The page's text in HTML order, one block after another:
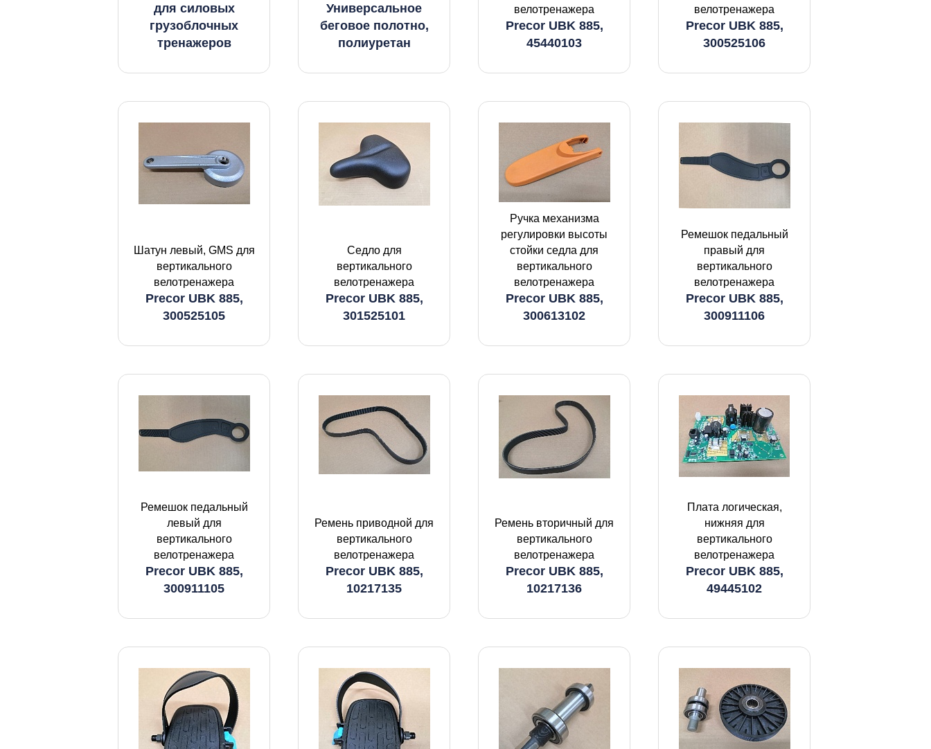
для силовых
грузоблочных
тренажеров
Универсальное
беговое полотно,
полиуретан
велотренажера
Precor UBK 885,
45440103
велотренажера
Precor UBK 885,
300525106
Шатун левый, GMS для
вертикального
велотренажера
Precor UBK 885,
300525105
Седло для
вертикального
велотренажера
Precor UBK 885,
301525101
Ручка механизма
регулировки высоты
стойки седла для
вертикального
велотренажера
Precor UBK 885,
300613102
Ремешок педальный
правый для
вертикального
велотренажера
Precor UBK 885,
300911106
Ремешок педальный
левый для
вертикального
велотренажера
Precor UBK 885,
300911105
Ремень приводной для
вертикального
велотренажера
Precor UBK 885,
10217135
Ремень вторичный для
вертикального
велотренажера
Precor UBK 885,
10217136
Плата логическая,
нижняя для
вертикального
велотренажера
Precor UBK 885,
49445102